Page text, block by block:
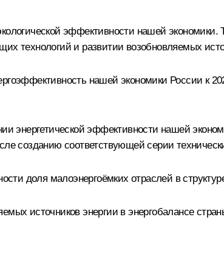
эффективности нашей
технологий и развитии возобновляемых
нашей экономики России к
энергетической эффективности нашей
созданию соответствующей серии
доля малоэнергоёмких отраслей в
источников энергии в энергобалансе